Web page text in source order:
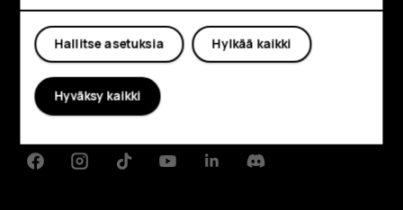
Tutustu
Tietoa meistä
Planet and people
FacebookInstagramTiktokYoutubeLinkedinDiscord
Hylkää kaikki
Hallitse asetuksia
Hyväksy kaikki